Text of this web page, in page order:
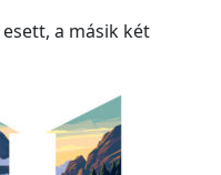
a másik két